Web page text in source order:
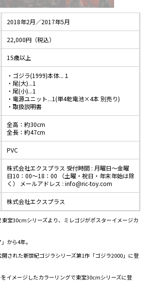
2018年2月／2017年5月
22,000円（税込）
15歳以上
・ゴジラ(1999)本体...１
・尾(大)...1
・尾(小)...1
・電源ユニット...1(単4乾電池×4本 別売り)
・取扱説明書
全高：約30cm
全長：約47cm
PVC
株式会社エクスプラス 受付時間 : 月曜日～金曜
日10：00～18：00 （土曜・祝日・年末年始は除
く） メールアドレス : info@ric-toy.com
株式会社エクスプラス
東宝30cmシリーズより、ミレゴジがポスターイメージカ
から4年。
された新世紀ゴジラシリーズ第1作「ゴジラ2000」に登
イメージしたカラーリングで東宝30cmシリーズに登